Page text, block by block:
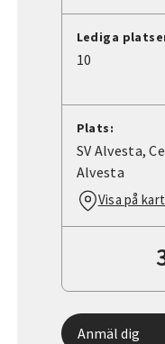
Lediga
10
Plats:
SV Alvesta,
Alvesta
Visa på
Anmäl dig